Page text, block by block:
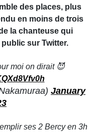
des places, plus
en moins de trois
la chanteuse qui
sur Twitter.
moi on dirait 😈
January
ses 2 Bercy en 3h